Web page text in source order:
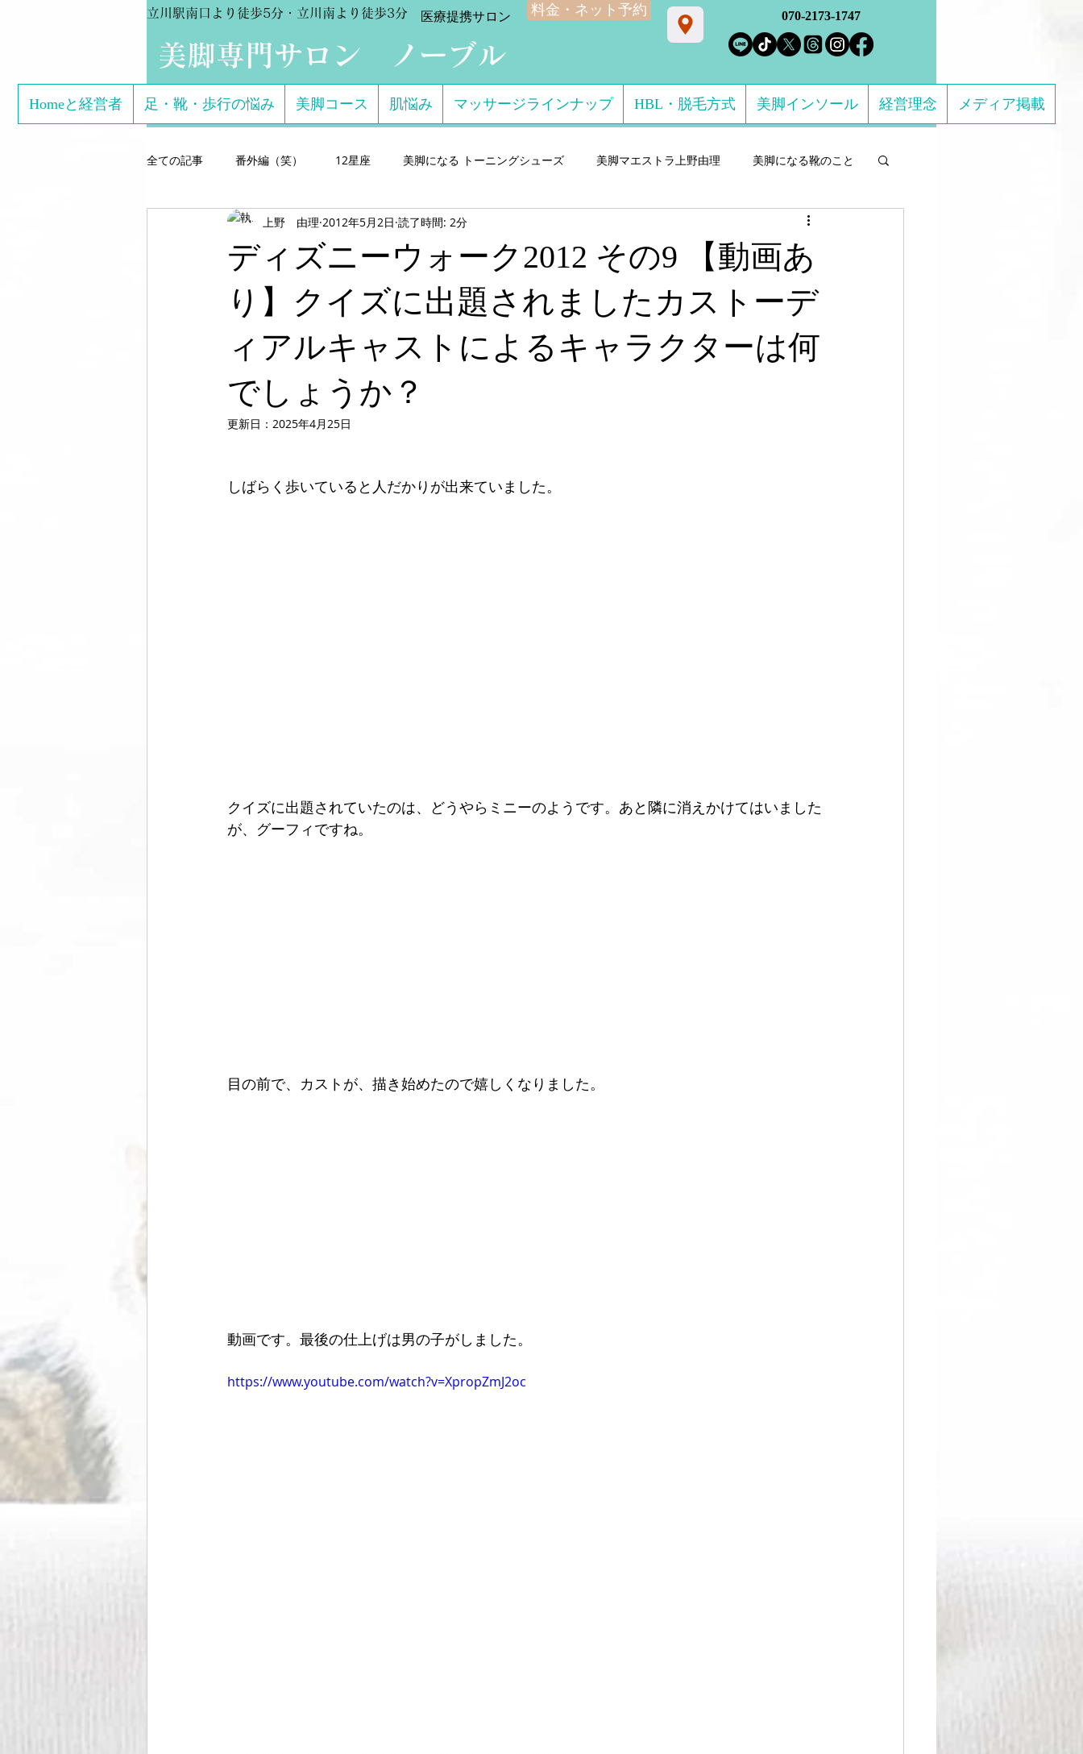
立川駅南口より徒歩5分・立川南より徒歩3分
​美脚専門サロン ノーブル
料金・ネット予約
​医療提携サロン 070-2173-1747
Homeと経営者 足・靴・歩行の悩み 美脚コース 肌悩み マッサージラインナップ HBL・脱毛方式 美脚インソール 経営理念 メディア掲載
全ての記事 番外編（笑） 12星座 美脚になる トーニングシューズ 美脚マエストラ上野由理 美脚になる靴のこと
芸能関係のお客様体験談 美脚専門サロン salon de consolare サロン・ド・コン
美脚になる サンダル・ミュール 美脚になる ストッキング・フットウエア 美脚になる 足のトラブル解決
美脚になる思考 美脚セミナー 講演実績 美脚になる 雨・レインシューズ デキるオトコにオススメの靴
美脚になる ウォーキング 美脚専門サロン体験談
コミュニティ 美脚は恋愛に効くのか？ お知らせ
ディズニーウォーク2012 その9 【動画あ
り】クイズに出題されましたカストーデ
ィアルキャストによるキャラクターは何
でしょうか？
上野 由理 2012年5月2日 読了時間: 2分
更新日： 2025年4月25日
しばらく歩いていると人だかりが出来ていました。
クイズに出題されていたのは、どうやらミニーのようです。あと隣に消えかけてはいました
が、グーフィですね。
目の前で、カストが、描き始めたので嬉しくなりました。
動画です。最後の仕上げは男の子がしました。
https://www.youtube.com/watch?v=XpropZmJ2oc